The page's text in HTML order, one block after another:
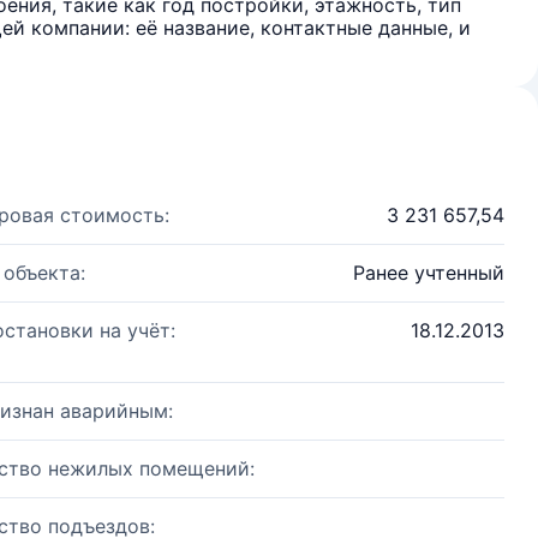
такие как год постройки, этажность, тип
компании: её название, контактные данные, и
стоимость: 3 231 657,54
Ранее учтенный
на учёт: 18.12.2013
аварийным:
нежилых помещений:
подъездов: